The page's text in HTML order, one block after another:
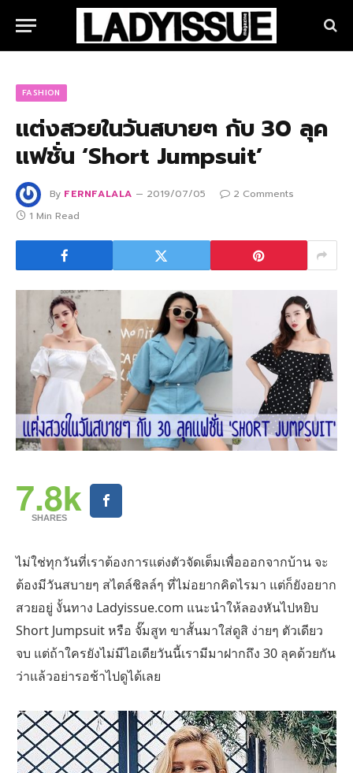
FASHION
แต่งสวยในวันสบายๆ กับ 30 ลุค
แฟชั่น ‘Short Jumpsuit’
By FERNFALALA 2019/07/05
2 Comments
1 Min Read
7.8k
SHARES
ไม่ใช่ทุกวันที่เราต้องการแต่งตัวจัดเต็มเพื่อออกจากบ้าน จะ
ต้องมีวันสบายๆ สไตล์ชิลล์ๆ ที่ไม่อยากคิดไรมา แต่ก็ยังอยาก
สวยอยู่ งั้นทาง Ladyissue.com แนะนำให้ลองหันไปหยิบ
Short Jumpsuit หรือ จั๊มสูท ขาสั้นมาใส่ดูสิ ง่ายๆ ตัวเดียว
จบ แต่ถ้าใครยังไม่มีไอเดียวันนี้เรามีมาฝากถึง 30 ลุคด้วยกัน
ว่าแล้วอย่ารอช้าไปดูได้เลย